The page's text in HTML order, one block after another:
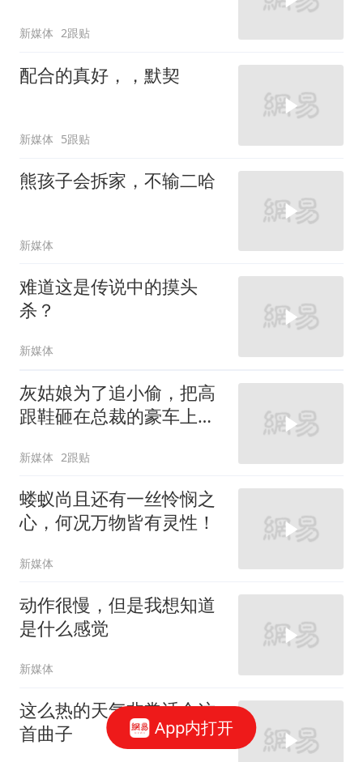
新媒体 2跟贴
配合的真好，，默契
新媒体 5跟贴
熊孩子会拆家，不输二哈
新媒体
难道这是传说中的摸头
杀？
新媒体
灰姑娘为了追小偷，把高
跟鞋砸在总裁的豪车上，
新媒体 2跟贴
蝼蚁尚且还有一丝怜悯之
心，何况万物皆有灵性！
新媒体
动作很慢，但是我想知道
是什么感觉
新媒体
这么热的天气非常适合这
首曲子
App内打开